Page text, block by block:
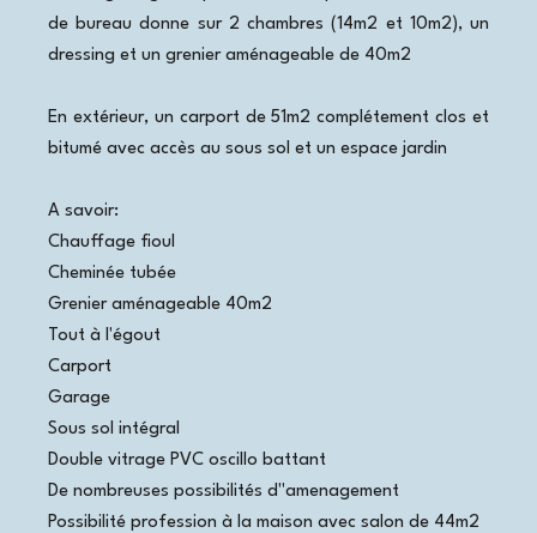
de bureau donne sur 2 chambres (14m2 et 10m2), un
dressing et un grenier aménageable de 40m2
En extérieur, un carport de 51m2 complétement clos et
bitumé avec accès au sous sol et un espace jardin
A savoir:
Chauffage fioul
Cheminée tubée
Grenier aménageable 40m2
Tout à l'égout
Carport
Garage
Sous sol intégral
Double vitrage PVC oscillo battant
De nombreuses possibilités d"amenagement
Possibilité profession à la maison avec salon de 44m2